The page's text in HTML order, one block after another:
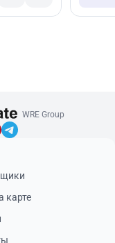
WRE Group
карте